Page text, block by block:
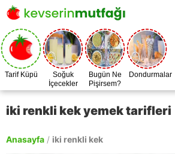
Tarif Küpü
Soğuk
İçecekler
Bugün Ne
Pişirsem?
Dondurmalar
iki renkli kek yemek tarifleri
Anasayfa / iki renkli kek